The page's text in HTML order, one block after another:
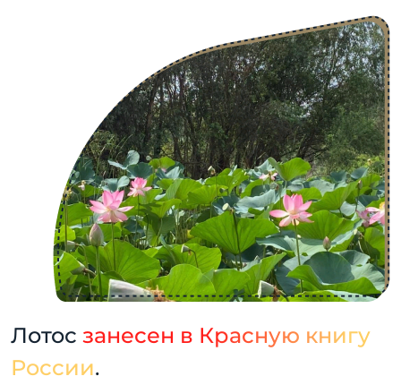
Лотос занесен в Красную книгу
России.